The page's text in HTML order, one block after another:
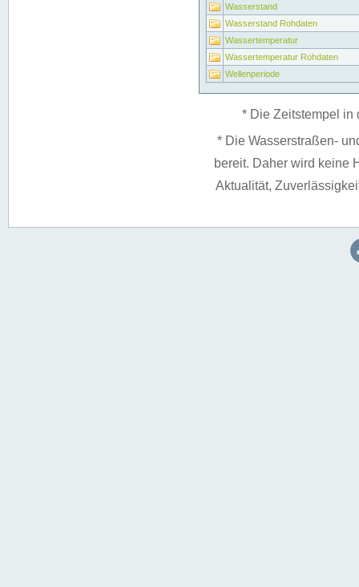
Wasserstand
Wasserstand Rohdaten
Wassertemperatur
Wassertemperatur Rohdaten
Wellenperiode
* Die Zeitstempel in
* Die Wasserstraßen-
bereit. Daher wird keine
Aktualität,